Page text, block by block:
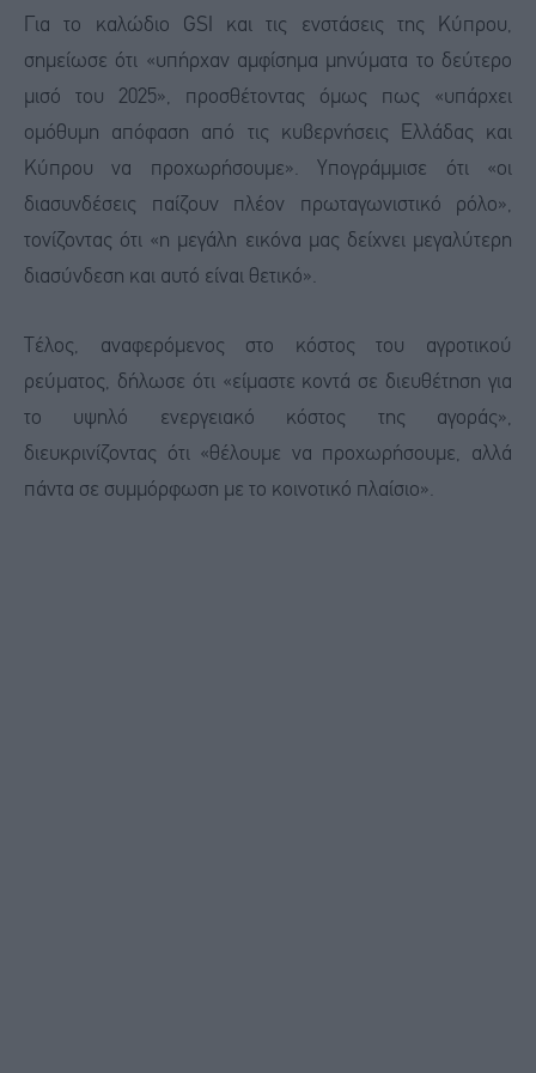
Για το καλώδιο GSI και τις ενστάσεις της Κύπρου,
σημείωσε ότι «υπήρχαν αμφίσημα μηνύματα το δεύτερο
μισό του 2025», προσθέτοντας όμως πως «υπάρχει
ομόθυμη απόφαση από τις κυβερνήσεις Ελλάδας και
Κύπρου να προχωρήσουμε». Υπογράμμισε ότι «οι
διασυνδέσεις παίζουν πλέον πρωταγωνιστικό ρόλο»,
τονίζοντας ότι «η μεγάλη εικόνα μας δείχνει μεγαλύτερη
διασύνδεση και αυτό είναι θετικό».
Τέλος, αναφερόμενος στο κόστος του αγροτικού
ρεύματος, δήλωσε ότι «είμαστε κοντά σε διευθέτηση για
το υψηλό ενεργειακό κόστος της αγοράς»,
διευκρινίζοντας ότι «θέλουμε να προχωρήσουμε, αλλά
πάντα σε συμμόρφωση με το κοινοτικό πλαίσιο».